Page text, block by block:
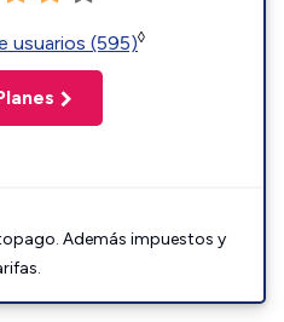
usuarios (595)◊
Además impuestos y